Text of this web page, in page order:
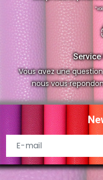
Vous avez une
nous vous